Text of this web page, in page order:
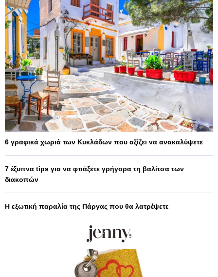
6 γραφικά χωριά των Κυκλάδων που αξίζει να ανακαλύψετε
7 έξυπνα tips για να φτιάξετε γρήγορα τη βαλίτσα των
διακοπών
Η εξωτική παραλία της Πάργας που θα λατρέψετε